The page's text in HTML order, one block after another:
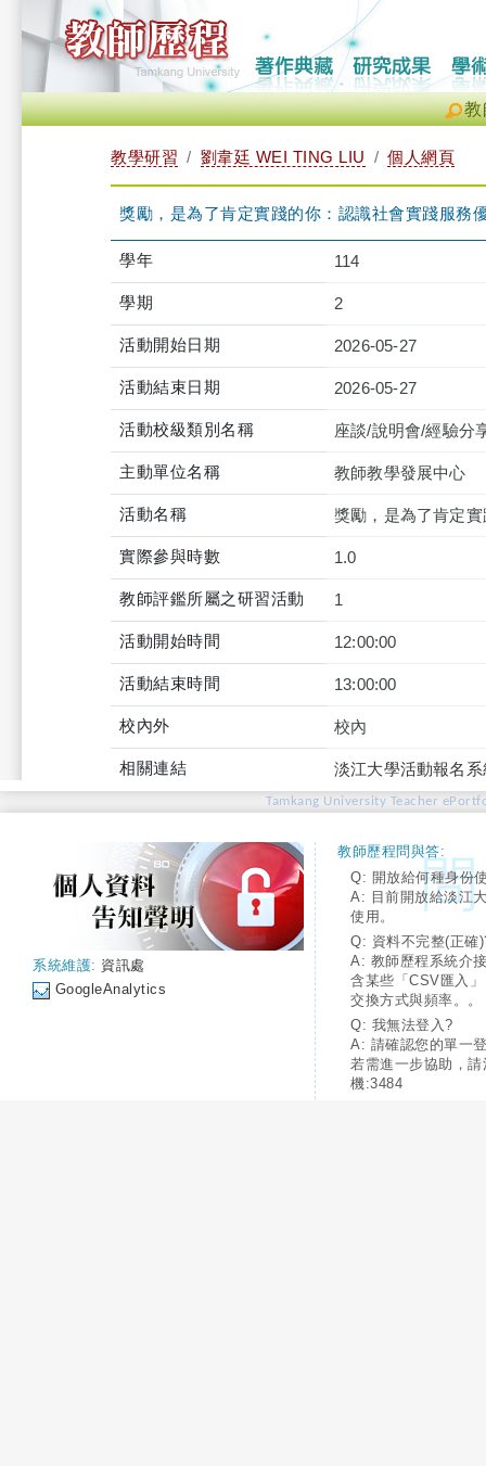
教
教學研習 劉韋廷 WEI TING LIU 個人網頁
獎勵，是為了肯定實踐的你：認識社會實踐服務
學年 114
學期 2
活動開始日期 2026-05-27
活動結束日期 2026-05-27
活動校級類別名稱 座談/說明會/經驗分
主動單位名稱 教師教學發展中心
活動名稱 獎勵，是為了肯定
實際參與時數 1.0
教師評鑑所屬之研習活動 1
活動開始時間 12:00:00
活動結束時間 13:00:00
校內外 校內
相關連結 淡江大學活動報名
Tamkang University Teacher
系統維護: 資訊處
GoogleAnalytics
教師歷程問與答:
Q: 開放給何種身份
A: 目前開放給淡江
使用。
Q: 資料不完整(正確
A: 教師歷程系統介
含某些「CSV匯入
交換方式與頻率。。
Q: 我無法登入?
A: 請確認您的單一
若需進一步協助，
機:3484